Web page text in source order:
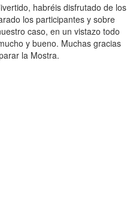
habréis disfrutado de los
los participantes y sobre
caso, en un vistazo todo
y bueno. Muchas gracias
la Mostra.